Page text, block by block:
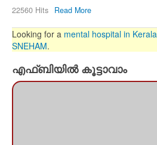
22560 Hits Read More
Looking for a mental hospital in Kerala
SNEHAM.
എഫ്ബിയില്‍ കൂട്ടാവാം